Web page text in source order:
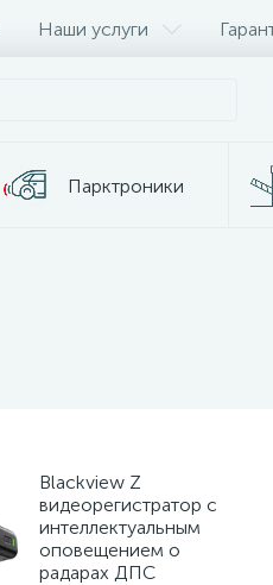
Наши услуги
Парктроники
Blackview Z
видеорегистратор с
интеллектуальным
оповещением о
радарах ДПС